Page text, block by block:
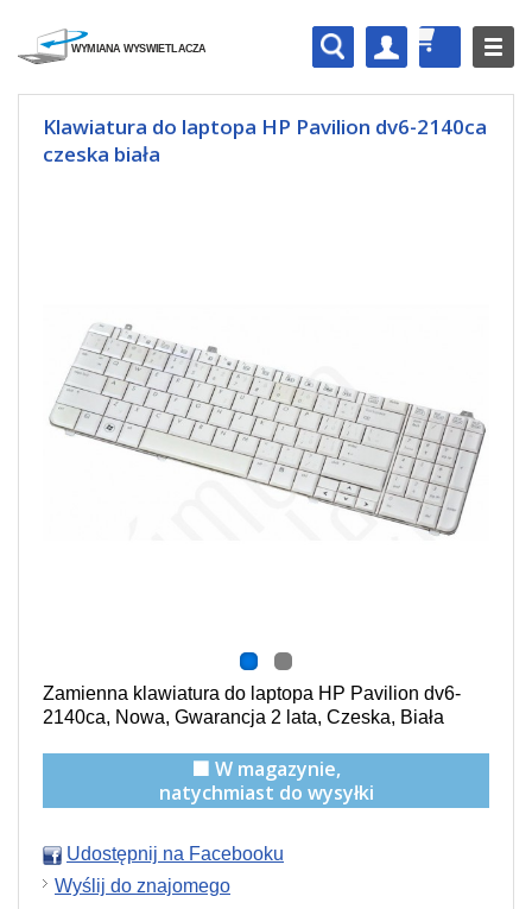
Klawiatura do laptopa HP Pavilion dv6-2140ca
czeska biała
Zamienna klawiatura do laptopa HP Pavilion dv6-
2140ca, Nowa, Gwarancja 2 lata, Czeska, Biała
🟩 W magazynie,
natychmiast do wysyłki
Udostępnij na Facebooku
Wyślij do znajomego